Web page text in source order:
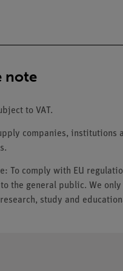
note
to VAT.
companies,
To comply with EU
the general public. We
study and